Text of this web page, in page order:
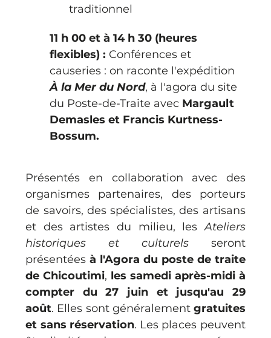
traditionnel
11 h 00 et à 14 h 30 (heures
flexibles) : Conférences et
causeries : on raconte l'expédition
À la Mer du Nord, à l'agora du site
du Poste-de-Traite avec Margault
Demasles et Francis Kurtness-
Bossum.
Présentés en collaboration avec des
organismes partenaires, des porteurs
de savoirs, des spécialistes, des artisans
et des artistes du milieu, les Ateliers
historiques et culturels seront
présentées à l'Agora du poste de traite
de Chicoutimi, les samedi après-midi à
compter du 27 juin et jusqu'au 29
août. Elles sont généralement gratuites
et sans réservation. Les places peuvent